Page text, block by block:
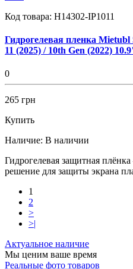
Код товара: H14302-IP1011
Гидрогелевая пленка
11 (2025) / 10th Gen (2022)
0
265 грн
Купить
Наличие: В наличии
Гидрогелевая защитная
решение для защиты экрана
1
2
>
>|
Актуальное наличие
Мы ценим ваше время
Реальные фото товаров